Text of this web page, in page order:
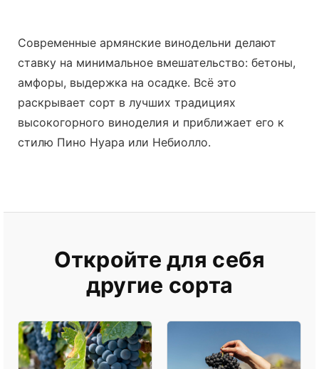
Современные армянские винодельни делают
ставку на минимальное вмешательство: бетоны,
амфоры, выдержка на осадке. Всё это
раскрывает сорт в лучших традициях
высокогорного виноделия и приближает его к
стилю Пино Нуара или Небиолло.
Откройте для себя
другие сорта